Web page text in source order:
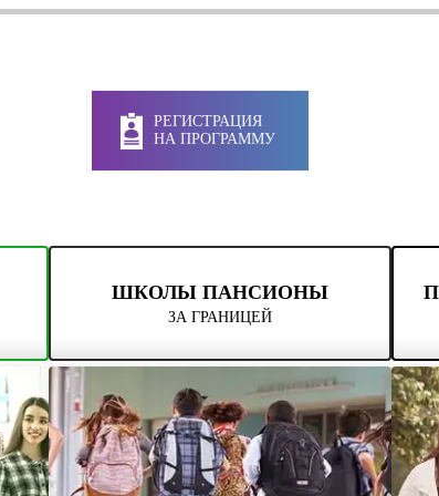
РЕГИСТРАЦИЯ
НА ПРОГРАММУ
ШКОЛЫ ПАНСИОНЫ
ЗА ГРАНИЦЕЙ